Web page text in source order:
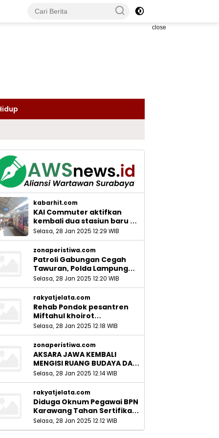
close
kabarhit.com
KAI Commuter aktifkan
kembali dua stasiun baru di
Sidoarjo_
Selasa, 28 Jan 2025 12:29 WIB
zonaperistiwa.com
Patroli Gabungan Cegah
Tawuran, Polda Lampung
Ingatkan Peran Orang Tua
Selasa, 28 Jan 2025 12:20 WIB
rakyatjelata.com
Rehab Pondok pesantren
Miftahul khoirot
Meninggalkan Hutang Ke
Material, Mantan Kadis PUPR
Harus Bertanggung Jawab
Selasa, 28 Jan 2025 12:18 WIB
zonaperistiwa.com
AKSARA JAWA KEMBALI
MENGISI RUANG BUDAYA DAN
SITUS LELUHUR NUSANTARA
Selasa, 28 Jan 2025 12:14 WIB
rakyatjelata.com
Diduga Oknum Pegawai BPN
Karawang Tahan Sertifikat
Pemohon PTSL
Selasa, 28 Jan 2025 12:12 WIB